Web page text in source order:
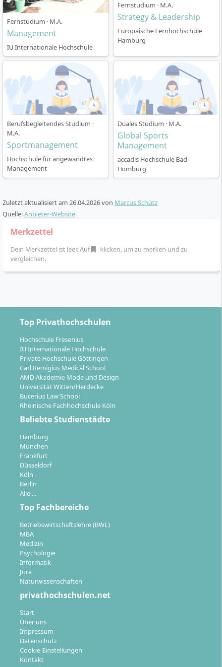
Sports Management aufgebaut?
Das Studium wirdin Vollzeit
(4 Semester) an der
International School of Management (ISM) angeboten
und weist folgende Besonderheiten auf:
Regelstudienzeit:4 Semester (Vollzeitmodell),
möglich ist auch ein Abschluss im Fast Track in 3
Semestern
Pflichtpraktika:12 Wochen Praxisphase, ergänzt
durch Beratungsprojekte mit Unternehmen der
Sportbranche
Auslandssemester:
Im dritten Semester
verpflichtend an einer von über 190
Management, Marketing oder Management)
Doppelabschluss-Option:
internationalen Abschlusses (Double Degree) im
Sprachkonzept:Deutsch als
Das Studium ist durch eine intensive
Praxisorientierung und zahlreiche
Vernetzungsmöglichkeiten mit der Branche
gekennzeichnet. Moderne Lehrmethoden – darunter
Fallstudien, Workshops und Projekte – sorgen für eine
enge Verzahnung von Theorie und Praxis.
Master in Strategic Sports Management?
Mit dem Masterabschluss positionierst du dich für
leitende Tätigkeiten und das Management
strategischer Themen
Absolventinnen und Absolventen sind vor allem
gefragt in:
Sportorganisationen:
Sportvereine, Sportverbände (national und
international)
Sportartikelindustrie und Sportgerätehersteller:
Produktmanagement, Vertrieb, internationale
Marketing- und Kommunikationsagenturen:
Entwicklung und Umsetzung von Kampagnen,
Sponsoring- und Eventmanagement
Unternehmensberatungen:
mit Schwerpunkt Sport, Digitalisierung und
Fernstudium · M.A.
Management
IU Internationale Hochschule
Fernstudium · M.A.
Strategy & Leadership
Europäische Fernhochschule
Hamburg
Berufsbegleitendes Studium ·
M.A.
Sportmanagement
Hochschule für angewandtes
Management
Duales Studium · M.A.
Global Sports
Management
accadis Hochschule Bad
Homburg
Zuletzt aktualisiert am 26.04.2026von Marcus Schütz
Quelle:Anbieter-Website
Merkzettel
Dein Merkzettel ist leer. Auf
klicken, um zu merken und zu
vergleichen.
Top Privathochschulen
Hochschule Fresenius
IU Internationale Hochschule
Private Hochschule Göttingen
Carl Remigius Medical School
AMD Akademie Mode und Design
Universität Witten/Herdecke
Bucerius Law School
Rheinische Fachhochschule Köln
Beliebte Studienstädte
Hamburg
München
Frankfurt
Düsseldorf
Köln
Berlin
Alle …
Top Fachbereiche
Betriebswirtschaftslehre (BWL)
MBA
Medizin
Psychologie
Informatik
Jura
Naturwissenschaften
privathochschulen.net
Start
Über uns
Impressum
Datenschutz
Cookie-Einstellungen
Kontakt